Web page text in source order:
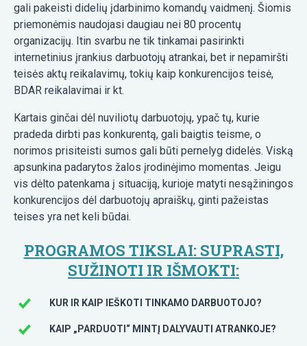
gali pakeisti didelių įdarbinimo komandų vaidmenį. Šiomis
priemonėmis naudojasi daugiau nei 80 procentų
organizacijų. Itin svarbu ne tik tinkamai pasirinkti
internetinius įrankius darbuotojų atrankai, bet ir nepamiršti
teisės aktų reikalavimų, tokių kaip konkurencijos teisė,
BDAR reikalavimai ir kt.
Kartais ginčai dėl nuviliotų darbuotojų, ypač tų, kurie
pradeda dirbti pas konkurentą, gali baigtis teisme, o
norimos prisiteisti sumos gali būti pernelyg didelės. Viską
apsunkina padarytos žalos įrodinėjimo momentas. Jeigu
vis dėlto patenkama į situaciją, kurioje matyti nesąžiningos
konkurencijos dėl darbuotojų apraiškų, ginti pažeistas
teises yra net keli būdai.
PROGRAMOS TIKSLAI: SUPRASTI,
SUŽINOTI IR IŠMOKTI:
KUR IR KAIP IEŠKOTI TINKAMO DARBUOTOJO?
KAIP „PARDUOTI“ MINTĮ DALYVAUTI ATRANKOJE?